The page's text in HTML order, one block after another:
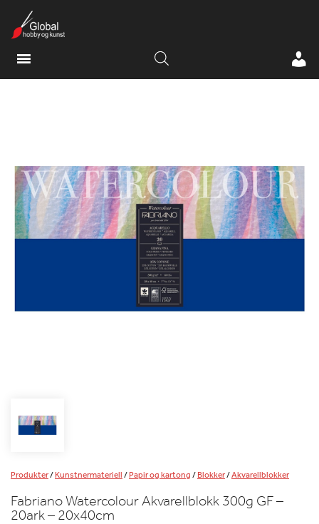
Produkter/Kunstnermateriell/Papir og kartong/Blokker/Akvarellblokker
Fabriano Watercolour Akvarellblokk 300g GF –
20ark – 20x40cm